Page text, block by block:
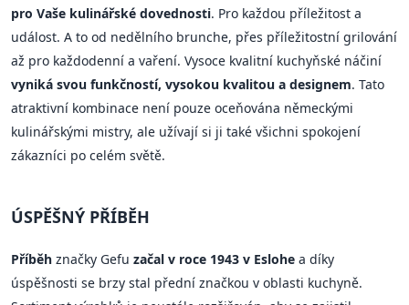
pro Vaše kulinářské dovednosti. Pro každou příležitost a
událost. A to od nedělního brunche, přes příležitostní grilování
až pro každodenní a vaření. Vysoce kvalitní kuchyňské náčiní
vyniká svou funkčností, vysokou kvalitou a designem. Tato
atraktivní kombinace není pouze oceňována německými
kulinářskými mistry, ale užívají si ji také všichni spokojení
zákazníci po celém světě.
ÚSPĚŠNÝ PŘÍBĚH
Příběh značky Gefu začal v roce 1943 v Eslohe a díky
úspěšnosti se brzy stal přední značkou v oblasti kuchyně.